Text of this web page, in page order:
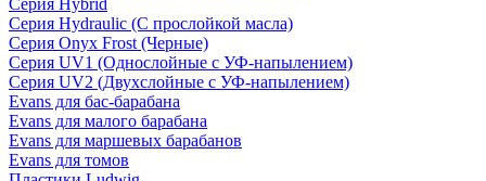
Серия Hybrid
Серия Hydraulic (С прослойкой масла)
Серия Onyx Frost (Черные)
Серия UV1 (Однослойные с УФ-напылением)
Серия UV2 (Двухслойные с УФ-напылением)
Evans для бас-барабана
Evans для малого барабана
Evans для маршевых барабанов
Evans для томов